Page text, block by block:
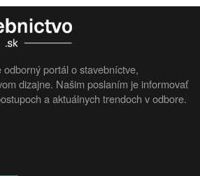
portál o stavebníctve,
dizajne. Našim poslaním je informovať
a aktuálnych trendoch v odbore.